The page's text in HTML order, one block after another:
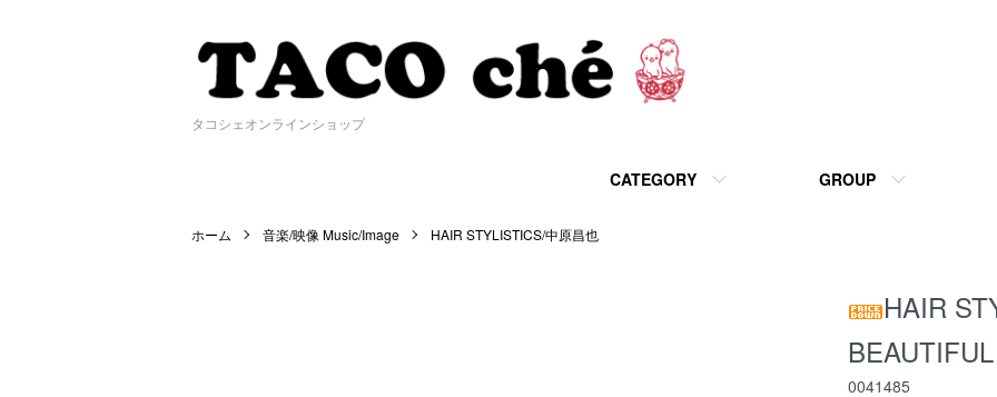
タコシェオンラインショップ
CATEGORY GROUP
ホーム 音楽/映像 Music/Image HAIR STYLISTICS/中原昌也
HAIR
0041485